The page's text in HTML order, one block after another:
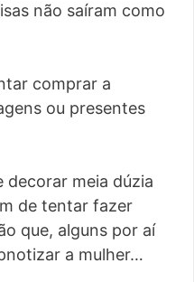
não saíram como
comprar a
ou presentes
decorar meia dúzia
de tentar fazer
que, alguns por aí
a mulher…